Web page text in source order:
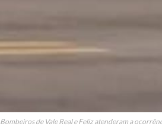
Bombeiros de Vale Real e Feliz atenderam a